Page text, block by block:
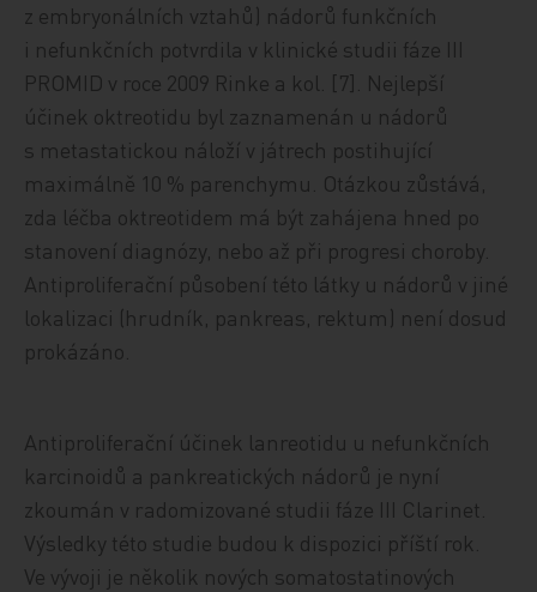
z embryonálních vztahů) nádorů funkčních
i nefunkčních potvrdila v klinické studii fáze III
PROMID v roce 2009 Rinke a kol. [7]. Nejlepší
účinek oktreotidu byl zaznamenán u nádorů
s metastatickou náloží v játrech postihující
maximálně 10 % parenchymu. Otázkou zůstává,
zda léčba oktreotidem má být zahájena hned po
stanovení diagnózy, nebo až při progresi choroby.
Antiproliferační působení této látky u nádorů v jiné
lokalizaci (hrudník, pankreas, rektum) není dosud
prokázáno.
Antiproliferační účinek lanreotidu u nefunkčních
karcinoidů a pankreatických nádorů je nyní
zkoumán v radomizované studii fáze III Clarinet.
Výsledky této studie budou k dispozici příští rok.
Ve vývoji je několik nových somatostatinových